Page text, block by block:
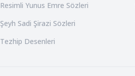
Resimli Yunus Emre Sözleri
Şeyh Sadi Şirazi Sözleri
Tezhip Desenleri